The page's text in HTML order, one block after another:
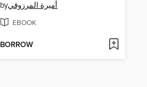
byأميرة المرزوقي
EBOOK
BORROW